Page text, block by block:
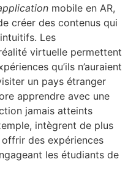
mobile en AR,
créer des contenus qui
Les
virtuelle permettent
qu’ils n’auraient
un pays étranger
apprendre avec une
jamais atteints
intègrent de plus
des expériences
les étudiants de